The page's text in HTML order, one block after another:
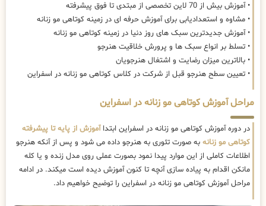
• آموزش بیش از 70 لاین تخصصی از مبتدی تا فوق پیشرفته
• مشاوه و استعدادیابی برای آموزش حرفه ای در زمینه کوتاهی مو زنانه
• آموزش جدیدترین سبک های روز دنیا در زمینه کوتاهی مو زنانه
• تسلط بر انواع سبک ها و پرورش خلاقیت هنرجو
• بالاترین میزان رضایت و اشتغال هنرجویان
• تعیین سطح هنرجو قبل از شرکت در کلاس کوتاهی مو زنانه در اسفراین
مراحل آموزش کوتاهی مو زنانه در اسفراین
در دوره آموزش کوتاهی مو زنانه در اسفراین ابتداآموزش از پایه تا پیشرفته
کوتاهی مو زنانه به صورت تئوری به هنرجو داده می شود و پس از آنکه هنرجو
اطلاعات کاملی از این موارد پیدا نمود بصورت عملی روی مدل زنده و یا کله
مانکن اقدام به پیاده سازی آنچه تا کنون آموزش دیده است میکند. در ادامه
مراحل آموزش کوتاهی مو زنانه در اسفراین را توضیح خواهیم داد.